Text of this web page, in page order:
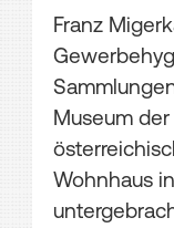
Franz
Museum
Wohnhaus